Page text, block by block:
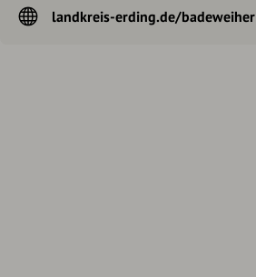
landkreis-erding.de/badeweiher